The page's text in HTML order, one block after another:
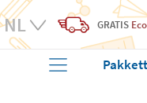
GRATIS